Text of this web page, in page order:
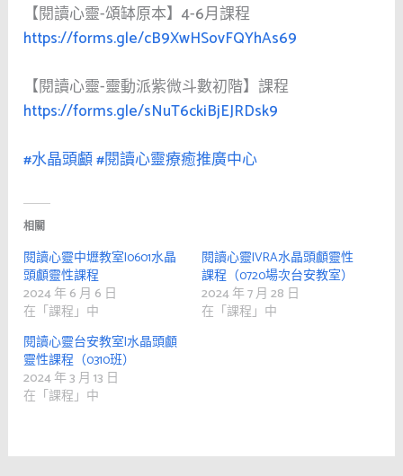
【閱讀心靈-頌缽原本】4-6月課程
https://forms.gle/cB9XwHSovFQYhAs69
【閱讀心靈-靈動派紫微斗數初階】課程
https://forms.gle/sNuT6ckiBjEJRDsk9
#水晶頭顱#閱讀心靈療癒推廣中心
相關
閱讀心靈中壢教室|0601水晶
頭顱靈性課程
2024 年 6 月 6 日
在「課程」中
閱讀心靈|VRA水晶頭顱靈性
課程（0720場次台安教室）
2024 年 7 月 28 日
在「課程」中
閱讀心靈台安教室|水晶頭顱
靈性課程（0310班）
2024 年 3 月 13 日
在「課程」中